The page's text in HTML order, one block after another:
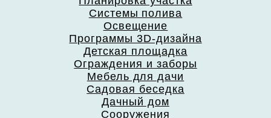
Системы полива
Освещение
Программы 3D-дизайна
Детская площадка
Ограждения и заборы
Мебель для дачи
Садовая беседка
Дачный дом
Сооружения